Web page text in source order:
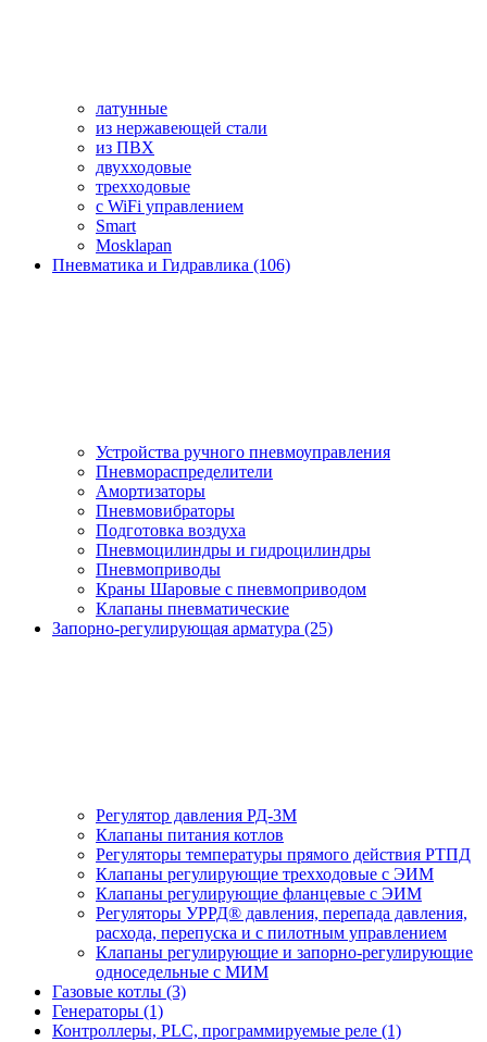
латунные
из нержавеющей стали
из ПВХ
двухходовые
трехходовые
с WiFi управлением
Smart
Mosklapan
Пневматика и Гидравлика (106)
Устройства ручного пневмоуправления
Пневмораспределители
Амортизаторы
Пневмовибраторы
Подготовка воздуха
Пневмоцилиндры и гидроцилиндры
Пневмоприводы
Краны Шаровые с пневмоприводом
Клапаны пневматические
Запорно-регулирующая арматура (25)
Регулятор давления РД-3М
Клапаны питания котлов
Регуляторы температуры прямого действия РТПД
Клапаны регулирующие трехходовые с ЭИМ
Клапаны регулирующие фланцевые с ЭИМ
Регуляторы УРРД® давления, перепада давления,
расхода, перепуска и с пилотным управлением
Клапаны регулирующие и запорно-регулирующие
односедельные с МИМ
Газовые котлы (3)
Генераторы (1)
Контроллеры, PLС, программируемые реле (1)